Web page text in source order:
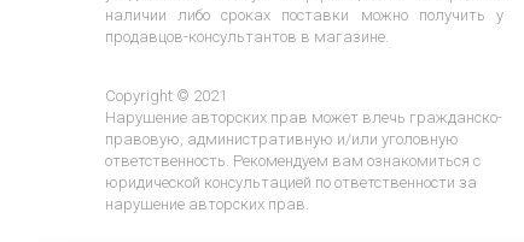
наличии либо сроках поставки можно получить у
продавцов-консультантов в магазине.
Copyright © 2021
Нарушение авторских прав может влечь гражданско-
правовую, административную и/или уголовную
ответственность. Рекомендуем вам ознакомиться с
юридической консультацией по ответственности за
нарушение авторских прав.